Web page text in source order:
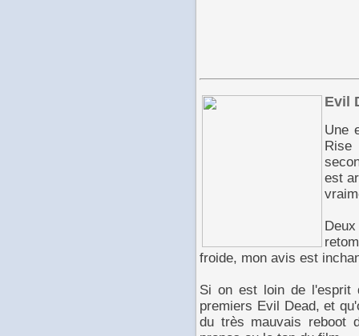
Evil
Une
est
froide, mon avis est
Si on est loin de l'esprit
premiers Evil Dead, et
du très mauvais reboot